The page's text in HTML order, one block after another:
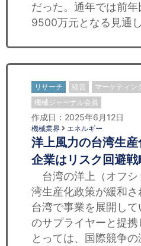
だった。通年では前
9500万元となる見通
リサーチ 経営 マーケティン
機械ジャーナル会員
作成日：2025年6月12日
機械業界 エネルギー
洋上風力の台湾生
企業はリスク回避戦
台湾の洋上（オフシ
湾生産化政策が緩和さ
台湾で事業を展開し
のサプライヤーと提
とっては、国際競争